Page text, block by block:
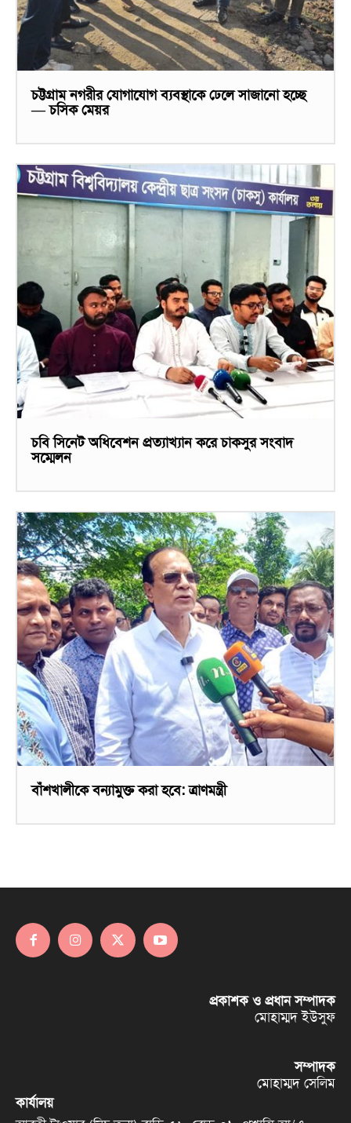
চট্টগ্রাম নগরীর যোগাযোগ ব্যবস্থাকে ঢেলে সাজানো হচ্ছে
— চসিক মেয়র
চবি সিনেট অধিবেশন প্রত্যাখ্যান করে চাকসুর সংবাদ
সম্মেলন
বাঁশখালীকে বন্যামুক্ত করা হবে: ত্রাণমন্ত্রী
প্রকাশক ও প্রধান সম্পাদক
মোহাম্মদ ইউসুফ
সম্পাদক
মোহাম্মদ সেলিম
কার্যালয়